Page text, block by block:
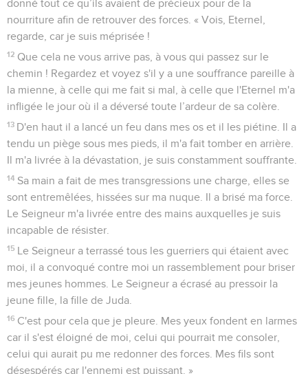
18 Le cœur des vaincus crie vers le Seigneur. Muraille de la
fille de Sion, laisse couler tes larmes jour et nuit, comme un
torrent ! Ne te donne aucun répit et que ton œil n'ait pas de
repos !
19 Lève-toi, crie ta détresse dans la nuit, au début de tes
insomnies ! Déverse ton cœur comme de l'eau devant le
Seigneur ! Lève tes mains vers lui pour la vie de tes enfants
qui meurent de faim à tous les coins de rue !
20 « Vois, Eternel ! Regarde qui tu as traité de cette manière !
Fallait-il que des femmes dévorent ceux qu’elles ont mis au
monde, les petits enfants dont elles ont pris soin avec
tendresse ? Fallait-il que prêtres et prophètes soient
massacrés dans le sanctuaire du Seigneur ?
21 Les enfants et les vieillards sont couchés par terre dans les
rues, mes jeunes filles et mes jeunes hommes sont tombés
sous les coups d'épée. Tu les as tués, le jour de ta colère, tu
les as massacrés sans pitié.
22 Tu convoques comme pour un jour de fête ceux qui me
terrorisent de tous côtés. Le jour de la colère de l’Eternel, il
n'y a eu ni rescapé ni survivant. Ceux dont j’avais pris soin
avec tendresse et que j’avais élevés, mon ennemi les a
exterminés. »